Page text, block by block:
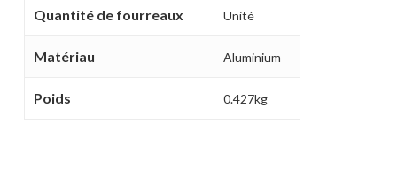
Votre panier est vide.
MAGASINER EN LIGNE
Quantité de fourreaux Unité
Matériau Aluminium
Poids 0.427kg